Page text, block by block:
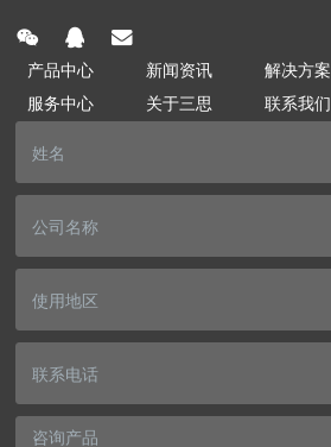
产品中心 新闻资讯 解决方案
服务中心
关于三思 联系我们